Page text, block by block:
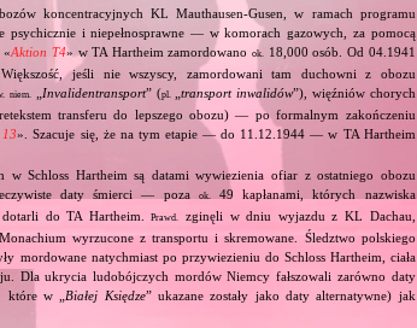
koncentracyjnych KL Mauthausen‐Gusen, w ramach programu
i niepełnosprawne — w komorach gazowych, za pomocą
«Aktion T4» w TA Hartheim zamordowanook.
18,000 osób. Od 04.1941
jeśli nie wszyscy, zamordowani tam duchowni z obozu
niem. Invalidentransport” (pl. „transport inwalidów”), więźniów chorych
transferu do lepszego obozu) — po formalnym zakończeniu
13». Szacuje się, że na tym etapie — do 11.12.1944 — w TA Hartheim
w Schloss Hartheim są datami wywiezienia ofiar z ostatniego obozu
daty śmierci — poza
ok.
49 kapłanami, których nazwiska
do TA Hartheim.Prawd.
zginęli w dniu wyjazdu z KL Dachau,
wyrzucone z transportu i skremowane. Śledztwo polskiego
mordowane natychmiast po przywiezieniu do Schloss Hartheim, ciała
Dla ukrycia ludobójczych mordów Niemcy fałszowali zarówno daty
które w „ Białej Księdze” ukazane zostały jako daty alternatywne) jak